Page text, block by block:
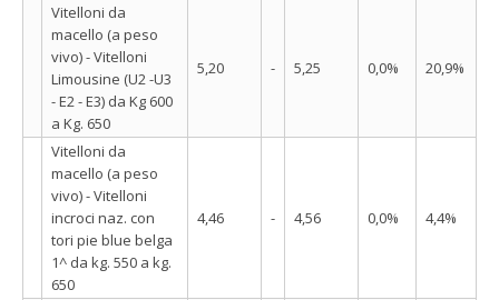
Vitelloni da
macello (a peso
vivo) - Vitelloni
Limousine (U2 -U3
- E2 - E3) da Kg 600
a Kg. 650
5,20 - 5,25 0,0% 20,9%
Vitelloni da
macello (a peso
vivo) - Vitelloni
incroci naz. con
tori pie blue belga
1^ da kg. 550 a kg.
650
4,46 - 4,56 0,0% 4,4%